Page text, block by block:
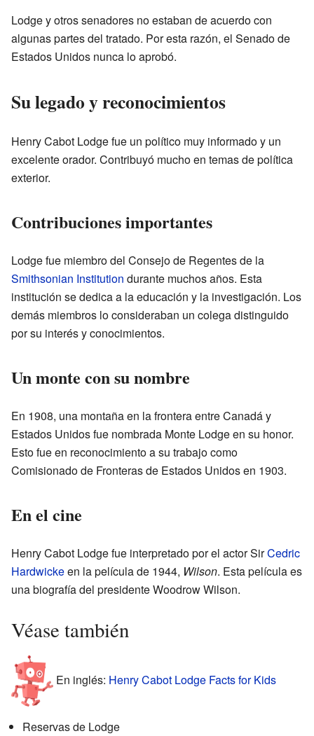
Lodge y otros senadores no estaban de acuerdo con
algunas partes del tratado. Por esta razón, el Senado de
Estados Unidos nunca lo aprobó.
Su legado y reconocimientos
Henry Cabot Lodge fue un político muy informado y un
excelente orador. Contribuyó mucho en temas de política
exterior.
Contribuciones importantes
Lodge fue miembro del Consejo de Regentes de la
Smithsonian Institution durante muchos años. Esta
institución se dedica a la educación y la investigación. Los
demás miembros lo consideraban un colega distinguido
por su interés y conocimientos.
Un monte con su nombre
En 1908, una montaña en la frontera entre Canadá y
Estados Unidos fue nombrada Monte Lodge en su honor.
Esto fue en reconocimiento a su trabajo como
Comisionado de Fronteras de Estados Unidos en 1903.
En el cine
Henry Cabot Lodge fue interpretado por el actor SirCedric
Hardwickeen la película de 1944, Wilson. Esta película es
una biografía del presidente Woodrow Wilson.
Véase también
En inglés: Henry Cabot Lodge Facts for Kids
Reservas de Lodge